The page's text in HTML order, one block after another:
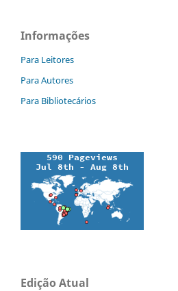
Informações
Para Leitores
Para Autores
Para Bibliotecários
Edição Atual